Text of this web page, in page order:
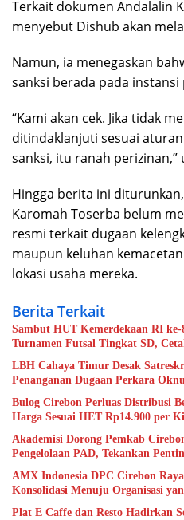
Terkait dokumen Andalalin
menyebut Dishub akan
Namun, ia menegaskan
sanksi berada pada instansi
“Kami akan cek. Jika tidak
ditindaklanjuti sesuai
sanksi, itu ranah perizinan,”
Hingga berita ini
Karomah Toserba belum
resmi terkait dugaan
maupun keluhan
lokasi usaha mereka.
Berita Terkait
Sambut HUT Kemerdekaan RI
Turnamen Futsal Tingkat SD,
LBH Cahaya Timur Desak
Penanganan Dugaan Perkara
Bulog Cirebon Perluas Distribusi
Harga Sesuai HET Rp14.900 per
Akademisi Dorong Pemkab
Pengelolaan PAD, Tekankan
AMX Indonesia DPC Cirebon
Konsolidasi Menuju Organisasi
Plat E Caffe dan Resto Hadirkan